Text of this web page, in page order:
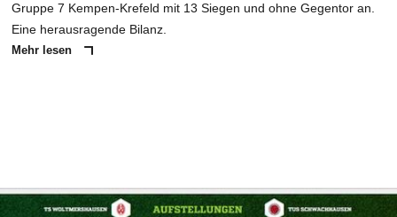
Gruppe 7 Kempen-Krefeld mit 13 Siegen und ohne Gegentor an.
Eine herausragende Bilanz.
Mehr lesen